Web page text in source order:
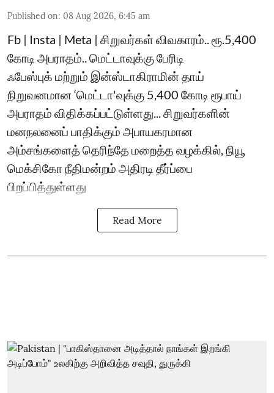
Published on: 08 Aug 2026, 6:45 am
Fb | Insta | Meta | சிறுவர்கள் விவகாரம்.. ரூ.5,400
கோடி அபராதம்.. மெட்டாவுக்கு பேரிடி
ஃபேஸ்புக் மற்றும் இன்ஸ்டாகிராமின் தாய்
நிறுவனமான ‘மெட்டா'வுக்கு 5,400 கோடி ரூபாய்
அபராதம் விதிக்கப்பட்டுள்ளது... சிறுவர்களின்
மனநலனைப் பாதிக்கும் அபாயகரமான
அம்சங்களைத் தெரிந்தே மறைத்த வழக்கில், நியூ
மெக்சிகோ நீதிமன்றம் அதிரடி தீர்ப்பை
பிறப்பித்துள்ளது
Read More